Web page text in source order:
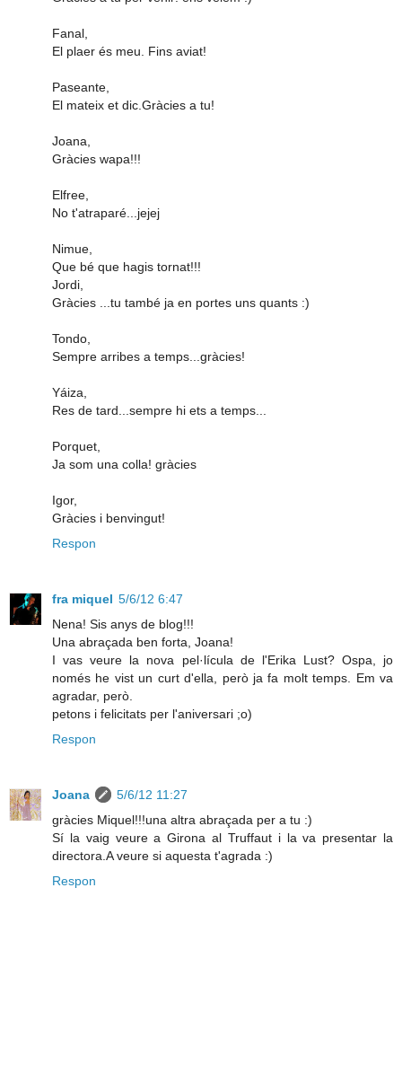
Fanal,
El plaer és meu. Fins aviat!
Paseante,
El mateix et dic.Gràcies a tu!
Joana,
Gràcies wapa!!!
Elfree,
No t'atraparé...jejej
Nimue,
Que bé que hagis tornat!!!
Jordi,
Gràcies ...tu també ja en portes uns quants :)
Tondo,
Sempre arribes a temps...gràcies!
Yáiza,
Res de tard...sempre hi ets a temps...
Porquet,
Ja som una colla! gràcies
Igor,
Gràcies i benvingut!
Respon
fra miquel 5/6/12 6:47
Nena! Sis anys de blog!!!
Una abraçada ben forta, Joana!
I vas veure la nova pel·lícula de l'Erika Lust? Ospa, jo
només he vist un curt d'ella, però ja fa molt temps. Em va
agradar, però.
petons i felicitats per l'aniversari ;o)
Respon
Joana
5/6/12 11:27
gràcies Miquel!!!una altra abraçada per a tu :)
Sí la vaig veure a Girona al Truffaut i la va presentar la
directora.A veure si aquesta t'agrada :)
Respon